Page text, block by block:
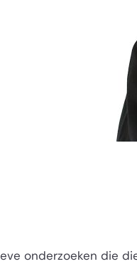
onderzoeken die